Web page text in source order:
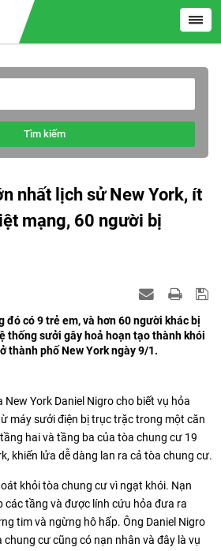
Tìm kiếm
nhất lịch sử New York, ít
mạng, 60 người bị
đó có 9 trẻ em, và hơn 60 người khác bị
thống sưởi gây hoả hoạn tạo thành khói
thành phố New York ngày 9/1.
York Daniel Nigro cho biết vụ hỏa
máy sưởi điện bị trục trặc trong một căn
hai và tầng ba của tòa chung cư 19
khiến lửa dễ dàng lan ra cả tòa chung cư.
khỏi tòa chung cư vì ngạt khói. Nạn
các tầng và được lính cứu hỏa đưa ra
tim và ngừng hô hấp. Ông Daniel Nigro
cư cũng có nạn nhân và đây là vụ